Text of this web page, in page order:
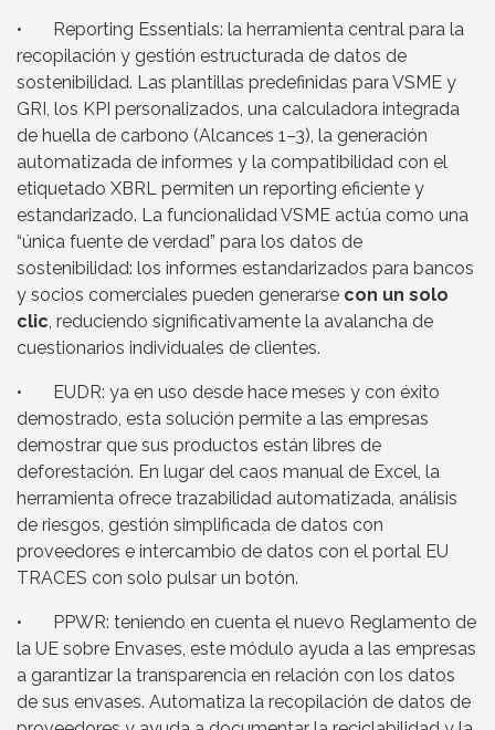
• Reporting Essentials: la herramienta central para la
recopilación y gestión estructurada de datos de
sostenibilidad. Las plantillas predefinidas para VSME y
GRI, los KPI personalizados, una calculadora integrada
de huella de carbono (Alcances 1–3), la generación
automatizada de informes y la compatibilidad con el
etiquetado XBRL permiten un reporting eficiente y
estandarizado. La funcionalidad VSME actúa como una
“única fuente de verdad” para los datos de
sostenibilidad: los informes estandarizados para bancos
y socios comerciales pueden generarse con un solo
clic, reduciendo significativamente la avalancha de
cuestionarios individuales de clientes.
• EUDR: ya en uso desde hace meses y con éxito
demostrado, esta solución permite a las empresas
demostrar que sus productos están libres de
deforestación. En lugar del caos manual de Excel, la
herramienta ofrece trazabilidad automatizada, análisis
de riesgos, gestión simplificada de datos con
proveedores e intercambio de datos con el portal EU
TRACES con solo pulsar un botón.
• PPWR: teniendo en cuenta el nuevo Reglamento de
la UE sobre Envases, este módulo ayuda a las empresas
a garantizar la transparencia en relación con los datos
de sus envases. Automatiza la recopilación de datos de